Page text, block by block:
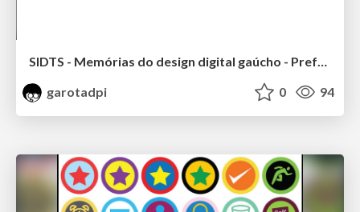
SIDTS - Memórias do design digital gaúcho - Prefeitura de porto alegre
garotadpi
0 94